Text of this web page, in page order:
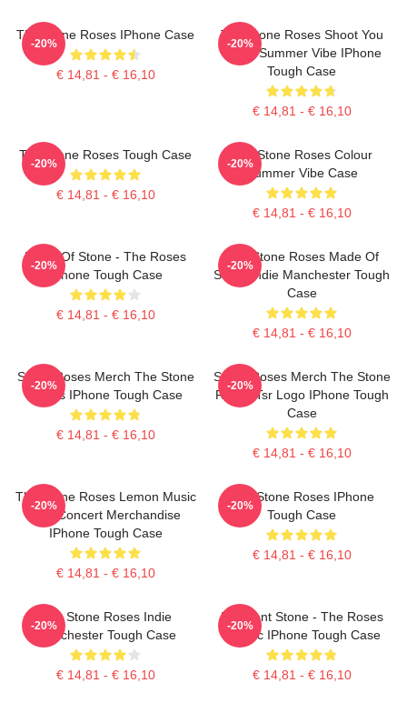
The Stone Roses IPhone Case
€ 14,81 - € 16,10
-20%
The Stone Roses Shoot You
Down Summer Vibe IPhone
Tough Case
€ 14,81 - € 16,10
-20%
The Stone Roses Tough Case
€ 14,81 - € 16,10
-20%
The Stone Roses Colour
Summer Vibe Case
€ 14,81 - € 16,10
-20%
Made Of Stone - The Roses
IPhone Tough Case
€ 14,81 - € 16,10
-20%
The Stone Roses Made Of
Stone Indie Manchester Tough
Case
€ 14,81 - € 16,10
-20%
Stone Roses Merch The Stone
Roses IPhone Tough Case
€ 14,81 - € 16,10
-20%
Stone Roses Merch The Stone
Roses Tsr Logo IPhone Tough
Case
€ 14,81 - € 16,10
-20%
The Stone Roses Lemon Music
And Concert Merchandise
IPhone Tough Case
€ 14,81 - € 16,10
-20%
The Stone Roses IPhone
Tough Case
€ 14,81 - € 16,10
-20%
The Stone Roses Indie
Manchester Tough Case
€ 14,81 - € 16,10
-20%
Elephant Stone - The Roses
Classic IPhone Tough Case
€ 14,81 - € 16,10
-20%